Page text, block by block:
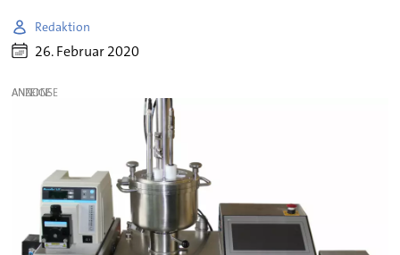
Redaktion
26. Februar 2020
ANZEIGE